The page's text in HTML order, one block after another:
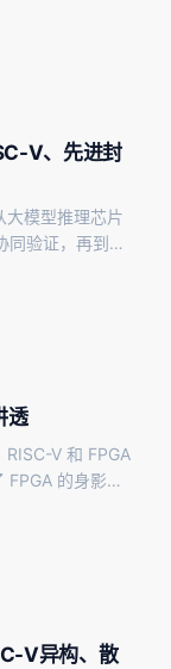
V、先进封
大模型推理芯片
同验证，再到先
透
V 和 FPGA
FPGA 的身影，
V异构、散